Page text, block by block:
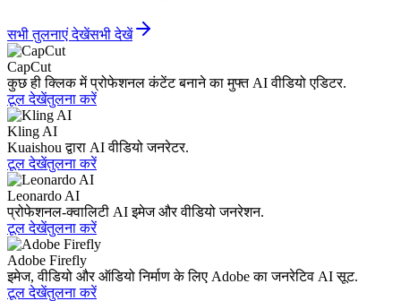
सभी तुलनाएं देखेंसभी देखें
CapCut
कुछ ही क्लिक में प्रोफेशनल कंटेंट बनाने का मुफ्त AI वीडियो एडिटर.
टूल देखेंतुलना करें
Kling AI
Kuaishou द्वारा AI वीडियो जनरेटर.
टूल देखेंतुलना करें
Leonardo AI
प्रोफेशनल-क्वालिटी AI इमेज और वीडियो जनरेशन.
टूल देखेंतुलना करें
Adobe Firefly
इमेज, वीडियो और ऑडियो निर्माण के लिए Adobe का जनरेटिव AI सूट.
टूल देखेंतुलना करें